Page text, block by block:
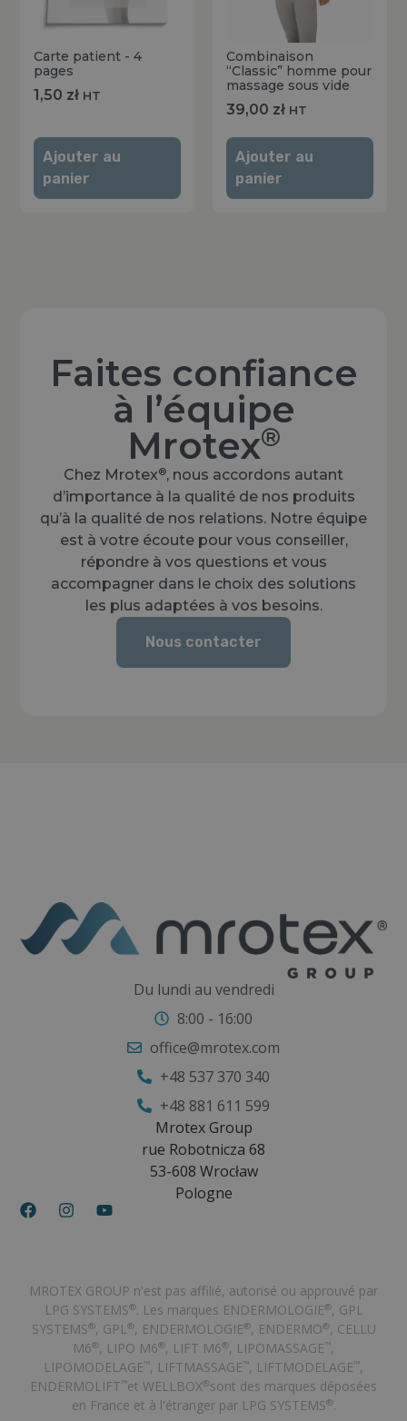
Carte patient - 4
pages
1,50 zł HT
Ajouter au
panier
Combinaison
“Classic” homme pour
massage sous vide
39,00 zł HT
Ajouter au
panier
Faites confiance
à l’équipe
Mrotex®
Chez Mrotex®, nous accordons autant
d’importance à la qualité de nos produits
qu’à la qualité de nos relations. Notre équipe
est à votre écoute pour vous conseiller,
répondre à vos questions et vous
accompagner dans le choix des solutions
les plus adaptées à vos besoins.
Nous contacter
Du lundi au vendredi
8:00 - 16:00
office@mrotex.com
+48 537 370 340
+48 881 611 599
Mrotex Group
rue Robotnicza 68
53-608 Wrocław
Pologne
MROTEX GROUP n'est pas affilié, autorisé ou approuvé par
LPG SYSTEMS®. Les marques ENDERMOLOGIE®, GPL
SYSTEMS®, GPL ®, ENDERMOLOGIE®, ENDERMO®, CELLU
M6®, LIPO M6®, LIFT M6®, LIPOMASSAGE™,
LIPOMODELAGE™, LIFTMASSAGE™, LIFTMODELAGE™,
ENDERMOLIFT™et WELLBOX®sont des marques déposées
en France et à l'étranger par LPG SYSTEMS®.